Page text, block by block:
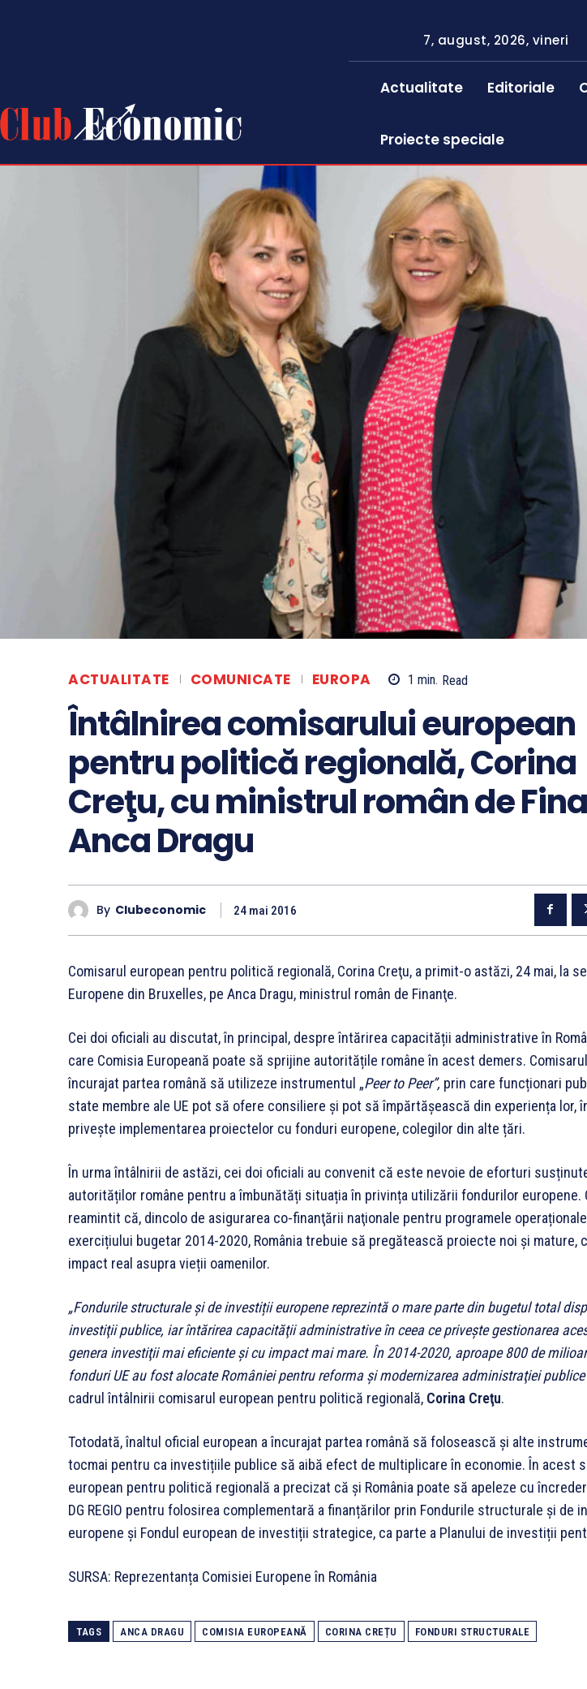
7, august, 2026, vineri
Actualitate Editoriale
Proiecte speciale
ACTUALITATE COMUNICATE EUROPA 1 min. Read
Întâlnirea comisarului european
pentru politică regională, Corina
Creţu, cu ministrul român de
Anca Dragu
By Clubeconomic 24 mai 2016
Comisarul european pentru politică regională, Corina Creţu, a primit-o astăzi, 24 mai, la
Europene din Bruxelles, pe Anca Dragu, ministrul român de Finanţe.
Cei doi oficiali au discutat, în principal, despre întărirea capacității administrative în
care Comisia Europeană poate să sprijine autoritățile române în acest demers.
încurajat partea română să utilizeze instrumentul „Peer to Peer”, prin care funcționari
state membre ale UE pot să ofere consiliere și pot să împărtășească din experiența lor,
privește implementarea proiectelor cu fonduri europene, colegilor din alte țări.
În urma întâlnirii de astăzi, cei doi oficiali au convenit că este nevoie de eforturi
autorităților române pentru a îmbunătăți situația în privința utilizării fondurilor europene.
reamintit că, dincolo de asigurarea co-finanţării naţionale pentru programele
exercițiului bugetar 2014-2020, România trebuie să pregătească proiecte noi și mature,
impact real asupra vieții oamenilor.
„Fondurile structurale și de investiții europene reprezintă o mare parte din bugetul total
investiţii publice, iar întărirea capacităţii administrative în ceea ce privește gestionarea
genera investiţii mai eficiente şi cu impact mai mare. În 2014-2020, aproape 800 de
fonduri UE au fost alocate României pentru reforma şi modernizarea administraţiei
cadrul întâlnirii comisarul european pentru politică regională, Corina Creţu.
Totodată, înaltul oficial european a încurajat partea română să folosească și alte
tocmai pentru ca investițiile publice să aibă efect de multiplicare în economie. În acest
european pentru politică regională a precizat că și România poate să apeleze cu
DG REGIO pentru folosirea complementară a finanțărilor prin Fondurile structurale și de
europene și Fondul european de investiții strategice, ca parte a Planului de investiții
SURSA: Reprezentanța Comisiei Europene în România
TAGS ANCA DRAGU COMISIA EUROPEANĂ CORINA CREȚU FONDURI STRUCTURALE